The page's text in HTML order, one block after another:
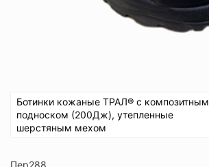
Ботинки кожаные ТРАЛ® с композитным
подноском (200Дж), утепленные
шерстяным мехом